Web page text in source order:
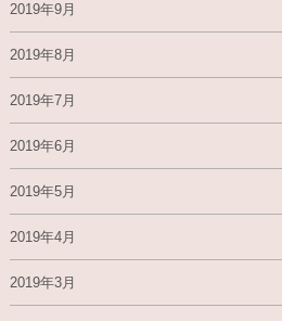
2019年9月
2019年8月
2019年7月
2019年6月
2019年5月
2019年4月
2019年3月